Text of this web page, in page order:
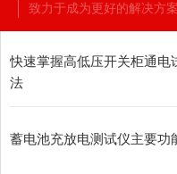
致力于成为更好的解决方
快速掌握高低压开关柜通电
法
蓄电池充放电测试仪主要功